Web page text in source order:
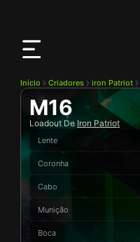
Início Criadores iron Patriot
M16
Loadout De Iron Patriot
Lente
Coronha
Cabo
Munição
Boca